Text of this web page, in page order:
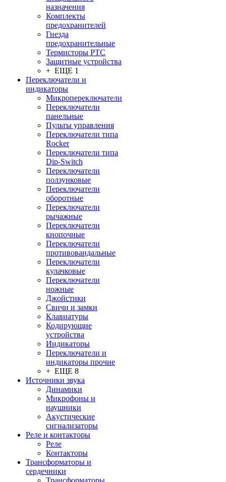
назначения
Комплекты
предохранителей
Гнезда
предохранительные
Термисторы PTC
Защитные устройства
+ ЕЩЕ 1
Переключатели и
индикаторы
Микропереключатели
Переключатели
панельные
Пульты управления
Переключатели типа
Rocker
Переключатели типа
Dip-Switch
Переключатели
ползунковые
Переключатели
оборотные
Переключатели
рычажные
Переключатели
кнопочные
Переключатели
противовандальные
Переключатели
кулачковые
Переключатели
ножные
Джойстики
Свичи и замки
Клавиатуры
Кодирующие
устройства
Индикаторы
Переключатели и
индикаторы прочие
+ ЕЩЕ 8
Источники звука
Динамики
Микрофоны и
наушники
Акустические
сигнализаторы
Реле и контакторы
Реле
Контакторы
Трансформаторы и
сердечники
Трансформаторы